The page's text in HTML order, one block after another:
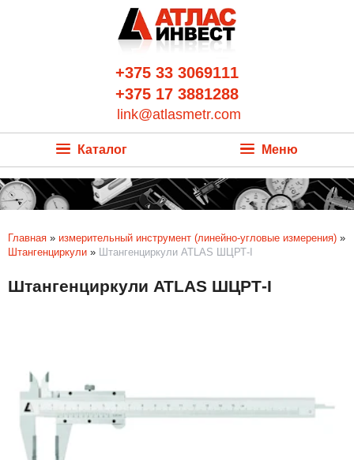
+375 33 3069111
+375 17 3881288
link@atlasmetr.com
Каталог Меню
Главная » измерительный инструмент (линейно-угловые измерения) »
Штангенциркули » Штангенциркули ATLAS ШЦРТ-I
Штангенциркули ATLAS ШЦРТ-I